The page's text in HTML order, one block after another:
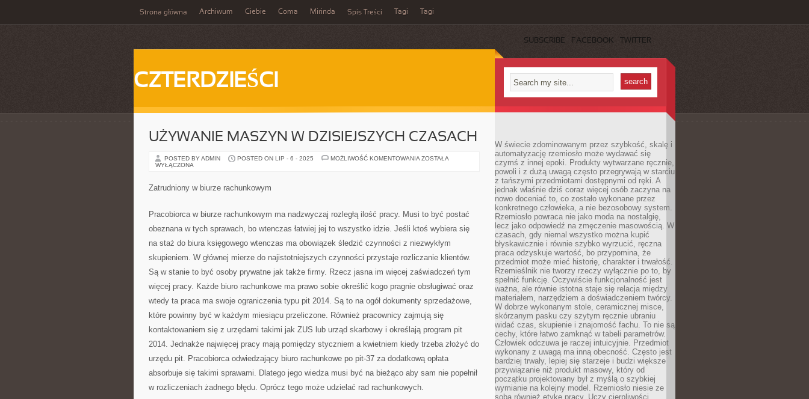
Strona główna Archiwum Ciebie Coma Mirinda Spis Treści Tagi Tagi
SUBSCRIBE FACEBOOK TWITTER
CZTERDZIEŚCI
UŻYWANIE MASZYN W DZISIEJSZYCH CZASACH
POSTED BY ADMIN POSTED ON LIP - 6 - 2025 MOŻLIWOŚĆ KOMENTOWANIA UŻYWANIE
ZOSTAŁA
WYŁĄCZONA
Zatrudniony w biurze rachunkowym
Pracobiorca w biurze rachunkowym ma nadzwyczaj rozległą ilość pracy. Musi to być postać
obeznana w tych sprawach, bo wtenczas łatwiej jej to wszystko idzie. Jeśli ktoś wybiera się
na staż do biura księgowego wtenczas ma obowiązek śledzić czynności z niezwykłym
skupieniem. W głównej mierze do najistotniejszych czynności przystaje rozliczanie klientów.
Są w stanie to być osoby prywatne jak także firmy. Rzecz jasna im więcej zaświadczeń tym
więcej pracy. Każde biuro rachunkowe ma prawo sobie określić kogo pragnie obsługiwać oraz
wtedy ta praca ma swoje ograniczenia typu pit 2014. Są to na ogół dokumenty sprzedażowe,
które powinny być w każdym miesiącu przeliczone. Również pracownicy zajmują się
kontaktowaniem się z urzędami takimi jak ZUS lub urząd skarbowy i określają program pit
2014. Jednakże najwięcej pracy mają pomiędzy styczniem a kwietniem kiedy trzeba złożyć do
urzędu pit. Pracobiorca odwiedzający biuro rachunkowe po pit-37 za dodatkową opłata
absorbuje się takimi sprawami. Dlatego jego wiedza musi być na bieżąco aby sam nie popełnił
w rozliczeniach żadnego błędu. Oprócz tego może udzielać rad rachunkowych.
W świecie zdominowanym przez szybkość, skalę i
automatyzację rzemiosło może wydawać się
czymś z innej epoki. Produkty wytwarzane ręcznie,
powoli i z dużą uwagą często przegrywają w starciu
z tańszymi przedmiotami dostępnymi od ręki. A
jednak właśnie dziś coraz więcej osób zaczyna na
nowo doceniać to, co zostało wykonane przez
konkretnego człowieka, a nie bezosobowy system.
Rzemiosło powraca nie jako moda na nostalgię,
lecz jako odpowiedź na zmęczenie masowością. W
czasach, gdy niemal wszystko można kupić
błyskawicznie i równie szybko wyrzucić, ręczna
praca odzyskuje wartość, bo przypomina, że
przedmiot może mieć historię, charakter i trwałość.
Rzemieślnik nie tworzy rzeczy wyłącznie po to, by
spełnić funkcję. Oczywiście funkcjonalność jest
ważna, ale równie istotna staje się relacja między
materiałem, narzędziem a doświadczeniem twórcy.
W dobrze wykonanym stole, ceramicznej misce,
skórzanym pasku czy szytym ręcznie ubraniu
widać czas, skupienie i znajomość fachu. To nie są
cechy, które łatwo zamknąć w tabeli parametrów.
Człowiek odczuwa je raczej intuicyjnie. Przedmiot
wykonany z uwagą ma inną obecność. Często jest
bardziej trwały, lepiej się starzeje i budzi większe
przywiązanie niż produkt masowy, który od
początku projektowany był z myślą o szybkiej
wymianie na kolejny model. Rzemiosło niesie ze
sobą również etykę pracy. Uczy cierpliwości,